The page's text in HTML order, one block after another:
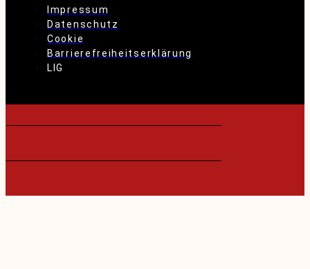
Impressum
Datenschutz
Cookie
Barrierefreiheitserklärung
LIG